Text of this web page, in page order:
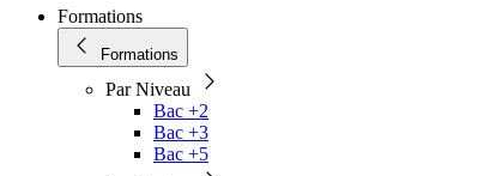
Formations
Formations
Par Niveau
Bac +2
Bac +3
Bac +5